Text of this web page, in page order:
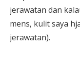
jerawatan dan
mens, kulit saya
jerawatan).